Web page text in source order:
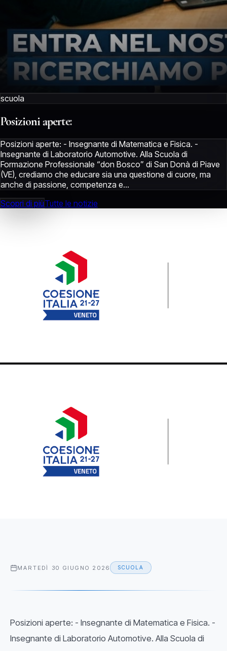
scuola
Posizioniaperte:
Posizioni aperte: - Insegnante di Matematica e Fisica. -
Insegnante di Laboratorio Automotive. Alla Scuola di
Formazione Professionale “don Bosco” di San Donà di Piave
(VE), crediamo che educare sia una questione di cuore, ma
anche di passione, competenza e...
Scopri di piùTutte le notizie
MARTEDÌ 30 GIUGNO 2026 SCUOLA
Posizioni aperte: - Insegnante di Matematica e Fisica. -
Insegnante di Laboratorio Automotive. Alla Scuola di